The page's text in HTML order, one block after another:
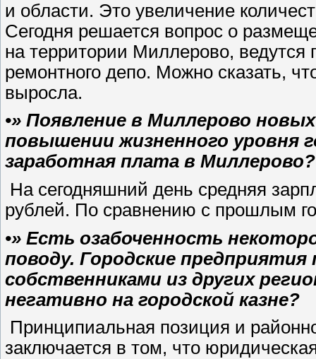
и области. Это увеличение
Сегодня решается вопрос о
на территории Миллерово, ведутся
ремонтного депо. Можно сказать,
выросла.
•» Появление в Миллерово
повышении жизненного уровня
заработная плата в
На сегодняшний день средняя
рублей. По сравнению с прошлым
•» Есть озабоченность
поводу. Городские
собственниками из других
негативно на городской казне?
Принципиальная позиция и
заключается в том, что